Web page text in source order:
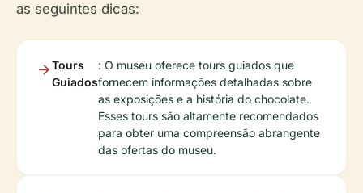
as seguintes dicas:
Tours
Guiados
: O museu oferece tours guiados que
fornecem informações detalhadas sobre
as exposições e a história do chocolate.
Esses tours são altamente recomendados
para obter uma compreensão abrangente
das ofertas do museu.